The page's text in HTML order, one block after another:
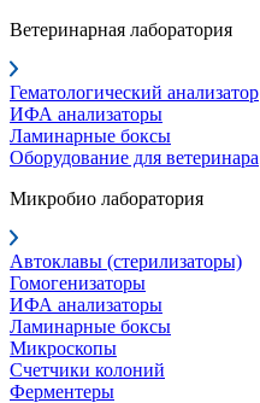
Ветеринарная лаборатория
Гематологический анализатор
ИФА анализаторы
Ламинарные боксы
Оборудование для ветеринара
Микробио лаборатория
Автоклавы (стерилизаторы)
Гомогенизаторы
ИФА анализаторы
Ламинарные боксы
Микроскопы
Счетчики колоний
Ферментеры